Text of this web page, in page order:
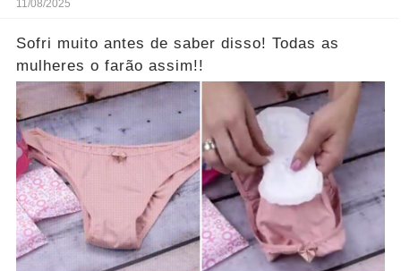
11/08/2025
Sofri muito antes de saber disso! Todas as
mulheres o farão assim!!